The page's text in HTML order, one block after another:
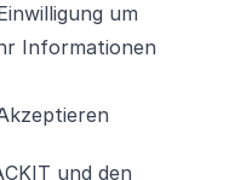
um
Informationen
und den